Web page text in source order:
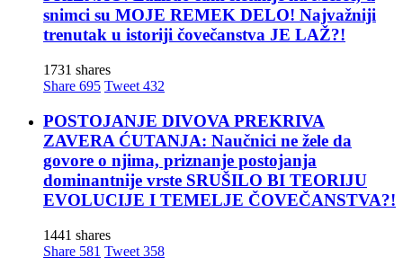
snimci su MOJE REMEK DELO! Najvažniji
trenutak u istoriji čovečanstva JE LAŽ?!
1731 shares
Share 695 Tweet 432
POSTOJANJE DIVOVA PREKRIVA
ZAVERA ĆUTANJA: Naučnici ne žele da
govore o njima, priznanje postojanja
dominantnije vrste SRUŠILO BI TEORIJU
EVOLUCIJE I TEMELJE ČOVEČANSTVA?!
1441 shares
Share 581 Tweet 358